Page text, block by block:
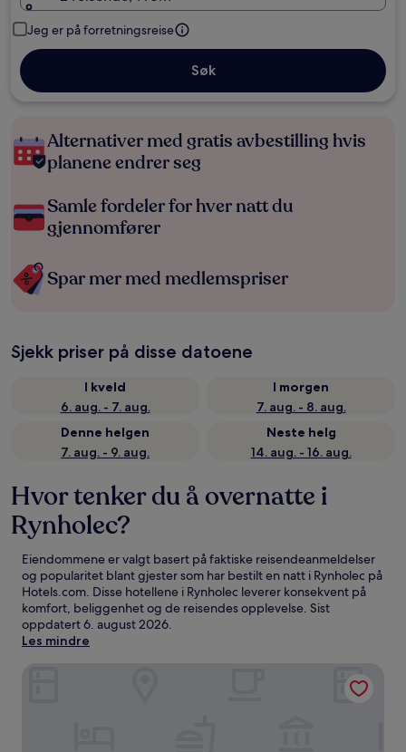
Jeg er på forretningsreise
Søk
Alternativer med gratis avbestilling hvis
planene endrer seg
Samle fordeler for hver natt du
gjennomfører
Spar mer med medlemspriser
Sjekk priser på disse datoene
I kveld
6. aug. - 7. aug.
I morgen
7. aug. - 8. aug.
Denne helgen
7. aug. - 9. aug.
Neste helg
14. aug. - 16. aug.
Hvor tenker du å overnatte i
Rynholec?
Eiendommene er valgt basert på faktiske reisendeanmeldelser
og popularitet blant gjester som har bestilt en natt i Rynholec på
Hotels.com. Disse hotellene i Rynholec leverer konsekvent på
komfort, beliggenhet og de reisendes opplevelse. Sist
oppdatert6. august 2026.
Les mindre